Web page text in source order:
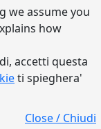
we assume you
how
accetti questa
ti spieghera'
Close / Chiudi